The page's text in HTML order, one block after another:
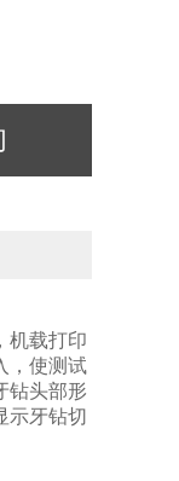
机载打印
，使测试
钻头部形
示牙钻切